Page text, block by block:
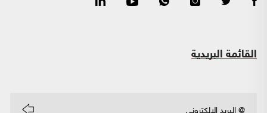
القائمة البريدية